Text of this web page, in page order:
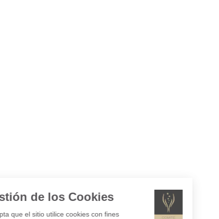
Gestión de los Cookies
¿Acepta que el sitio utilice cookies con fines